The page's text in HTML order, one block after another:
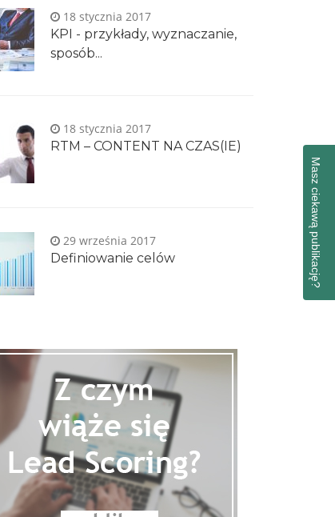
KPI - przykłady, wyznaczanie,
sposób...
18 stycznia 2017
RTM – CONTENT NA CZAS(IE)
18 stycznia 2017
Definiowanie celów
29 września 2017 Masz ciekawą publikację?